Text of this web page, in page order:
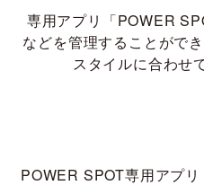
専用アプリ「POWER
などを管理することができ
スタイルに合わせ
POWER SPOT専用アプリ